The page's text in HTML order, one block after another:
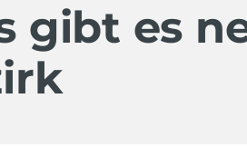
gibt es